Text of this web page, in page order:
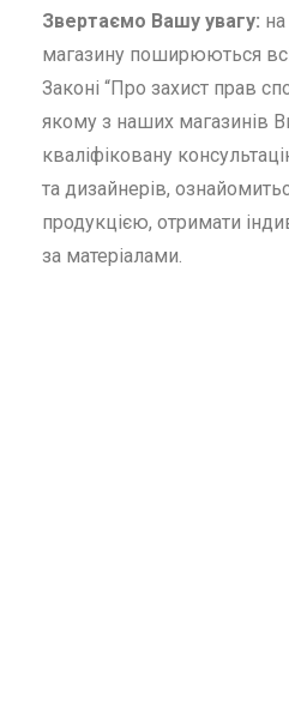
Звертаємо Вашу увагу:
магазину поширюються
Законі “Про захист прав
якому з наших магазинів
кваліфіковану
та дизайнерів,
продукцією, отримати
за матеріалами.